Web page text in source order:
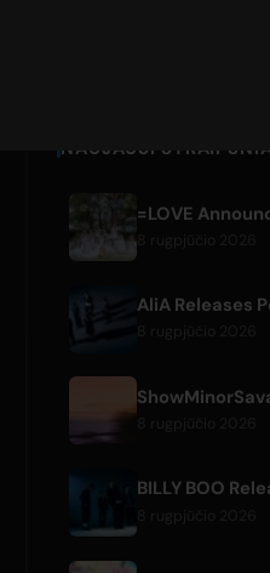
NAUJAUSI
8 rugpjūčio 2026